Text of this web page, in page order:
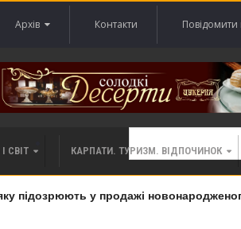
Архів Контакти
СВІТ КАРПАТИ. ТУРИЗМ. ВІДПОЧИНОК
у продажі новонародженого